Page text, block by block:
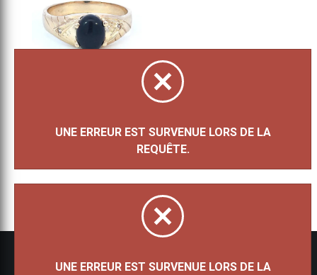
Tous droits réservés 2026 - Bijouterie Besner
UNE ERREUR EST SURVENUE LORS DE LA
REQUÊTE.
UNE ERREUR EST SURVENUE LORS DE LA